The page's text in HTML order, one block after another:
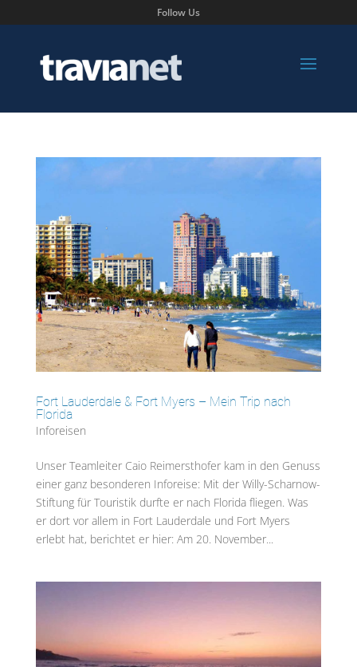
Follow Us
Fort Lauderdale & Fort Myers – Mein Trip nach
Florida
Inforeisen
Unser Teamleiter Caio Reimersthofer kam in den Genuss
einer ganz besonderen Inforeise: Mit der Willy-Scharnow-
Stiftung für Touristik durfte er nach Florida fliegen. Was
er dort vor allem in Fort Lauderdale und Fort Myers
erlebt hat, berichtet er hier: Am 20. November...